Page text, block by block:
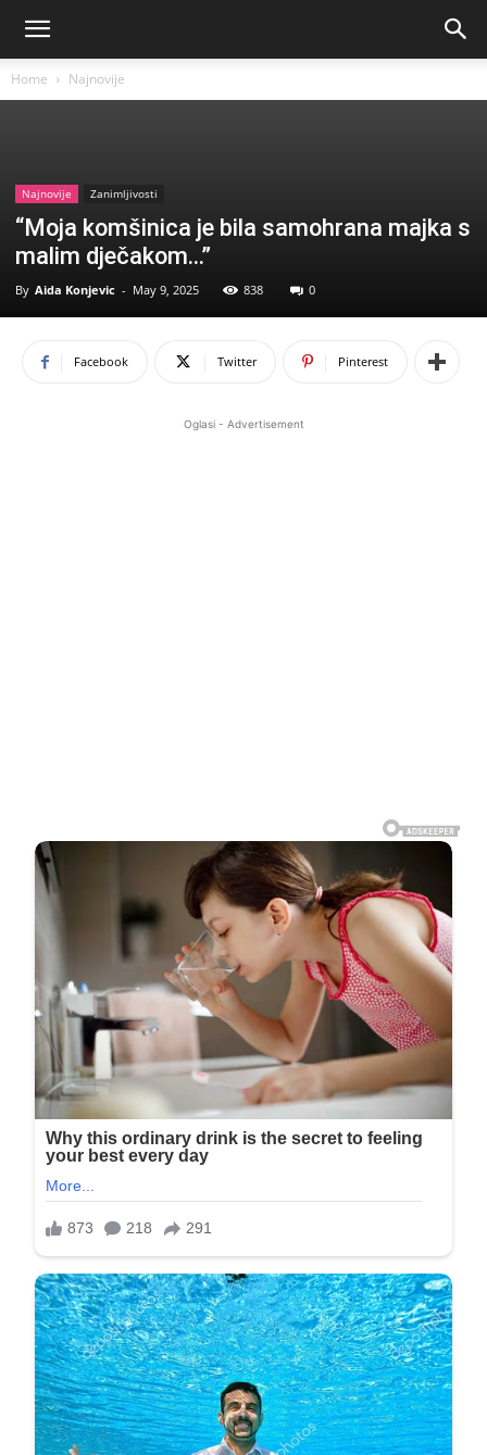
Home Najnovije
Najnovije Zanimljivosti
“Moja komšinica je bila samohrana majka s
malim dječakom…”
By Aida Konjevic - May 9, 2025 838 0
Facebook Twitter Pinterest
Oglasi - Advertisement